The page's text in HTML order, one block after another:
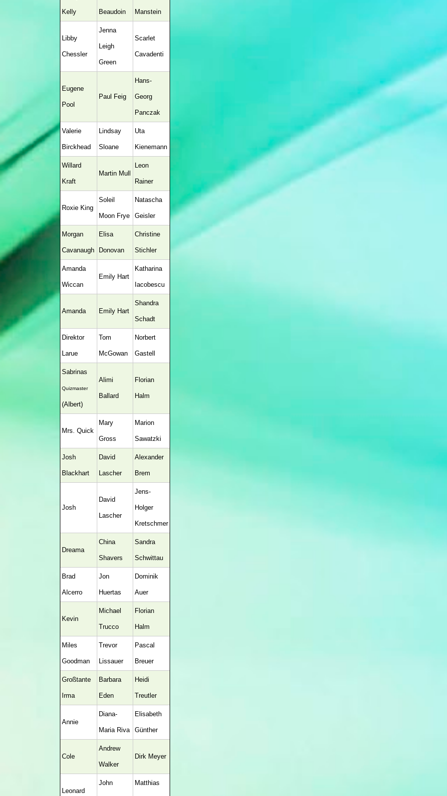
Kelly Beaudoin Manstein
Libby
Chessler
Jenna
Leigh
Green
Scarlet
Cavadenti
Eugene
Pool
Paul Feig
Hans-
Georg
Panczak
Valerie
Birckhead
Lindsay
Sloane
Uta
Kienemann
Willard
Kraft
Martin Mull
Leon
Rainer
Roxie King
Soleil
Moon Frye
Natascha
Geisler
Morgan
Cavanaugh
Elisa
Donovan
Christine
Stichler
Amanda
Wiccan
Emily Hart
Katharina
Iacobescu
Amanda Emily Hart
Shandra
Schadt
Direktor
Larue
Tom
McGowan
Norbert
Gastell
Sabrinas
Quizmaster
(Albert)
Alimi
Ballard
Florian
Halm
Mrs. Quick
Mary
Gross
Marion
Sawatzki
Josh
Blackhart
David
Lascher
Alexander
Brem
Josh
David
Lascher
Jens-
Holger
Kretschmer
Dreama
China
Shavers
Sandra
Schwittau
Brad
Alcerro
Jon
Huertas
Dominik
Auer
Kevin
Michael
Trucco
Florian
Halm
Miles
Goodman
Trevor
Lissauer
Pascal
Breuer
Großtante
Irma
Barbara
Eden
Heidi
Treutler
Annie
Diana-
Maria Riva
Elisabeth
Günther
Cole
Andrew
Walker
Dirk Meyer
Leonard
John Matthias